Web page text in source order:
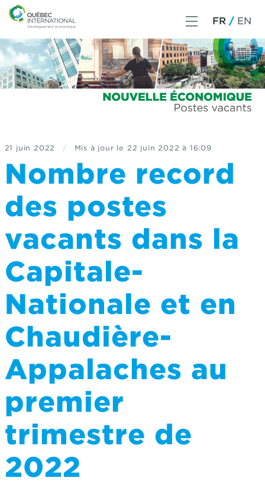
FR EN
21 juin 2022 / Mis à jour le 22 juin 2022 à 16:09
Nombre record
des postes
vacants dans la
Capitale-
Nationale et en
Chaudière-
Appalaches au
premier
trimestre de
2022